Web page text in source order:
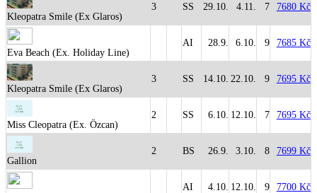
Kleopatra Smile (Ex Glaros)
3 SS 29.10. 4.11. 7 7680 Kč
Eva Beach (Ex. Holiday Line)
AI 28.9. 6.10. 9 7685 Kč
Kleopatra Smile (Ex Glaros)
3 SS 14.10. 22.10. 9 7695 Kč
Miss Cleopatra (Ex. Özcan)
2 SS 6.10. 12.10. 7 7695 Kč
Gallion
2 BS 26.9. 3.10. 8 7699 Kč
AI 4.10. 12.10. 9 7700 Kč